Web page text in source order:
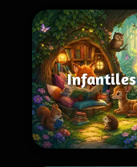
Infantiles